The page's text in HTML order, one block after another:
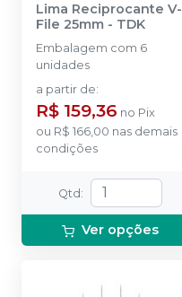
Lima Reciprocante V-
File 25mm - TDK
Embalagem com 6
unidades
a partir de:
R$ 159,36 no Pix
ou R$ 166,00 nas demais
condições
Qtd :
Ver opções